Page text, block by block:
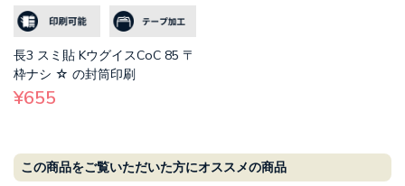
長3 スミ貼 KウグイスCoC 85 〒
枠ナシ ☆ の封筒印刷
¥655
この商品をご覧いただいた方にオススメの商品